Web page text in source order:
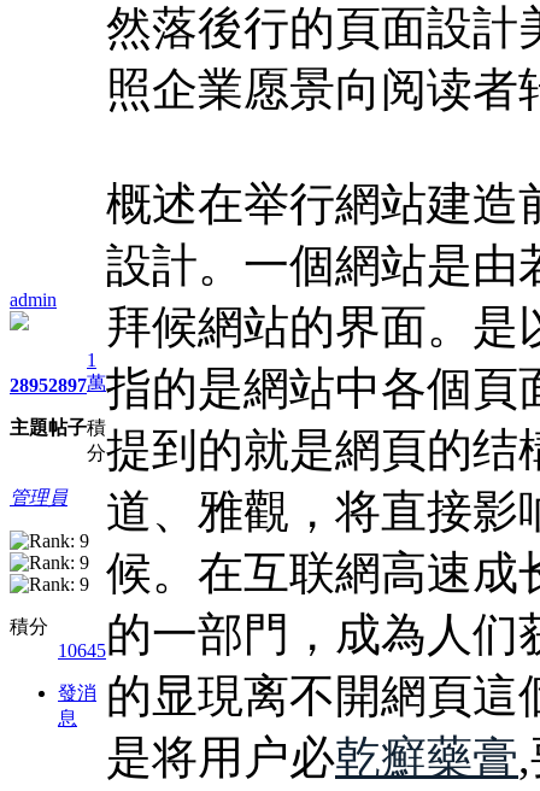
admin
2895
主題
2897
帖子
1
萬
積
分
管理員
積分
10645
發消
息
然落後行的頁面設計
照企業愿景向阅读者
概述在举行網站建造
設計。一個網站是由
拜候網站的界面。是
指的是網站中各個頁
提到的就是網頁的结
道、雅觀，将直接影
候。在互联網高速成
的一部門，成為人们
的显現离不開網頁這
是将用户必乾癬藥膏